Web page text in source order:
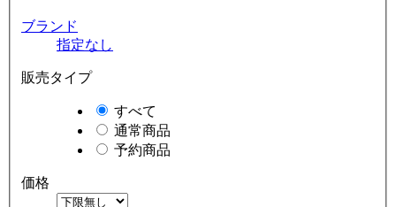
ブランド
指定なし
販売タイプ
すべて
通常商品
予約商品
価格